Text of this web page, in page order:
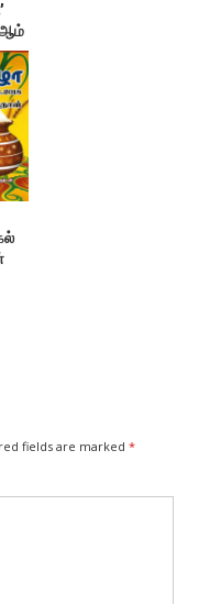
fields are marked *